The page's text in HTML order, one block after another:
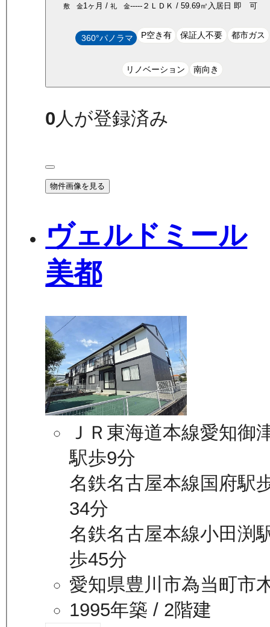
敷 金1ヶ月 /礼 金----- ２ＬＤＫ /59.69㎡ 入居日即 可
360°パノラマ P空き有 保証人不要 都市ガス
リノベーション 南向き
0 人が登録済み
物件画像を見る
ヴェルドミール
美都
ＪＲ東海道本線愛知御
駅歩9分
名鉄名古屋本線国府駅
34分
名鉄名古屋本線小田渕
歩45分
愛知県豊川市為当町市
1995年築 / 2階建